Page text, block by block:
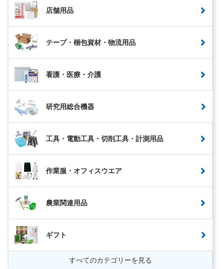
店舗用品
テープ・梱包資材・物流用品
看護・医療・介護
研究用総合機器
工具・電動工具・切削工具・計測用品
作業服・オフィスウエア
農業関連用品
ギフト
すべてのカテゴリーを見る